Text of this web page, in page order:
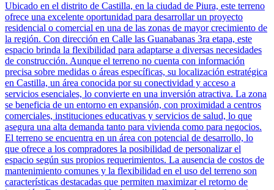
Ubicado en el distrito de Castilla, en la ciudad de Piura, este terreno
ofrece una excelente oportunidad para desarrollar un proyecto
residencial o comercial en una de las zonas de mayor crecimiento de
la región. Con dirección en Calle las Guanabanas 3ra etapa, este
espacio brinda la flexibilidad para adaptarse a diversas necesidades
de construcción. Aunque el terreno no cuenta con información
precisa sobre medidas o áreas específicas, su localización estratégica
en Castilla, un área conocida por su conectividad y acceso a
servicios esenciales, lo convierte en una inversión atractiva. La zona
se beneficia de un entorno en expansión, con proximidad a centros
comerciales, instituciones educativas y servicios de salud, lo que
asegura una alta demanda tanto para vivienda como para negocios.
El terreno se encuentra en un área con potencial de desarrollo, lo
que ofrece a los compradores la posibilidad de personalizar el
espacio según sus propios requerimientos. La ausencia de costos de
mantenimiento comunes y la flexibilidad en el uso del terreno son
características destacadas que permiten maximizar el retorno de